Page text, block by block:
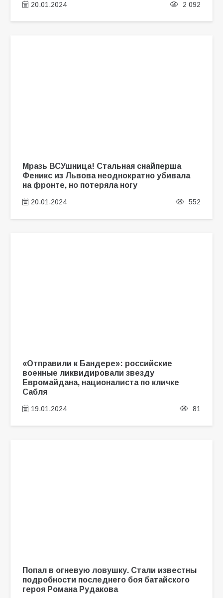
20.01.2024 2 092
Мразь ВСУшница! Стальная снайперша
Феникс из Львова неоднократно убивала
на фронте, но потеряла ногу
20.01.2024 552
«Отправили к Бандере»: российские
военные ликвидировали звезду
Евромайдана, националиста по кличке
Сабля
19.01.2024 81
Попал в огневую ловушку. Стали известны
подробности последнего боя батайского
героя Романа Рудакова